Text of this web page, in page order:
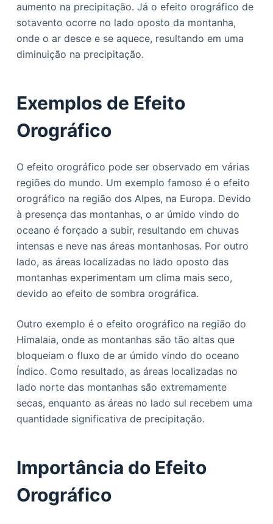
aumento na precipitação. Já o efeito orográfico de
sotavento ocorre no lado oposto da montanha,
onde o ar desce e se aquece, resultando em uma
diminuição na precipitação.
Exemplos de Efeito
Orográfico
O efeito orográfico pode ser observado em várias
regiões do mundo. Um exemplo famoso é o efeito
orográfico na região dos Alpes, na Europa. Devido
à presença das montanhas, o ar úmido vindo do
oceano é forçado a subir, resultando em chuvas
intensas e neve nas áreas montanhosas. Por outro
lado, as áreas localizadas no lado oposto das
montanhas experimentam um clima mais seco,
devido ao efeito de sombra orográfica.
Outro exemplo é o efeito orográfico na região do
Himalaia, onde as montanhas são tão altas que
bloqueiam o fluxo de ar úmido vindo do oceano
Índico. Como resultado, as áreas localizadas no
lado norte das montanhas são extremamente
secas, enquanto as áreas no lado sul recebem uma
quantidade significativa de precipitação.
Importância do Efeito
Orográfico